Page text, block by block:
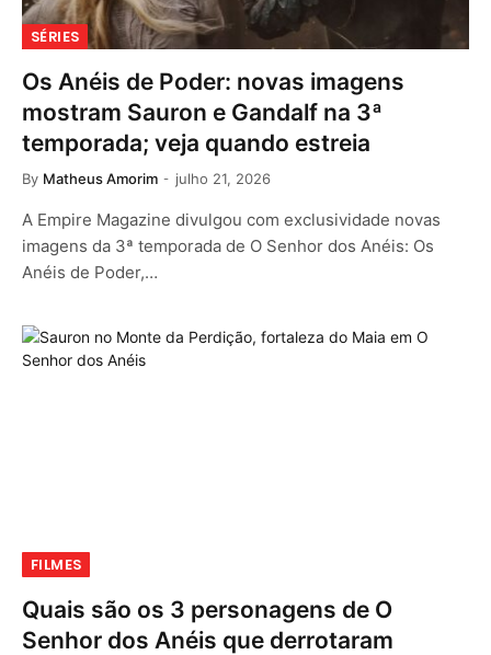
SÉRIES
Os Anéis de Poder: novas imagens
mostram Sauron e Gandalf na 3ª
temporada; veja quando estreia
By Matheus Amorim julho 21, 2026
A Empire Magazine divulgou com exclusividade novas
imagens da 3ª temporada de O Senhor dos Anéis: Os
Anéis de Poder,…
FILMES
Quais são os 3 personagens de O
Senhor dos Anéis que derrotaram